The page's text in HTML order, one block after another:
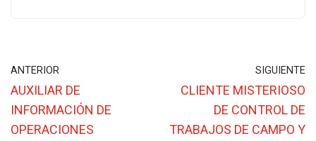
ANTERIOR
AUXILIAR DE
INFORMACIÓN DE
OPERACIONES
SIGUIENTE
CLIENTE MISTERIOSO
DE CONTROL DE
TRABAJOS DE CAMPO Y